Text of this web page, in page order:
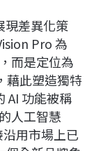
現差異化策
Pro 為
而是定位為
藉此塑造獨特
AI 功能被稱
人工智慧
沿用市場上已